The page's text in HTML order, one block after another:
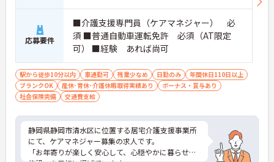
応募要件
■介護支援専門員（ケアマネジャー） 必
須 ■普通自動車運転免許 必須（AT限定
可） ■経験 あれば尚可
駅から徒歩10分以内 車通勤可 残業少なめ 日勤のみ
年間休日110日以上
ブランクOK
産休･育休･介護休暇取得実績あり
ボーナス・賞与あり
社会保険完備
交通費支給
静岡県静岡市清水区に位置する居宅介護支援事業所
にて、ケアマネジャー募集の求人です。
「お年寄りが楽しく安心して、心穏やかに暮らせる